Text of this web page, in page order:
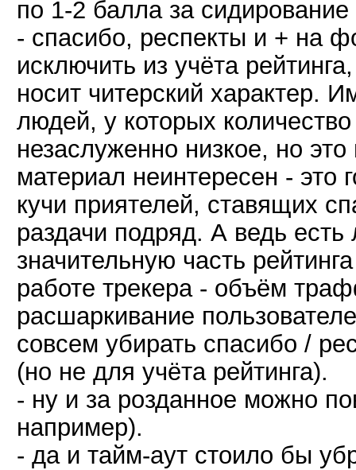
по 1-2 балла за сидирование
- спасибо, респекты и + на
исключить из учёта
носит читерский характер.
людей, у которых
незаслуженно низкое, но
материал неинтересен - это
кучи приятелей, ставящих
раздачи подряд. А ведь
значительную часть
работе трекера - объём
расшаркивание
совсем убирать спасибо /
(но не для учёта рейтинга).
- ну и за розданное можно
например).
- да и тайм-аут стоило бы